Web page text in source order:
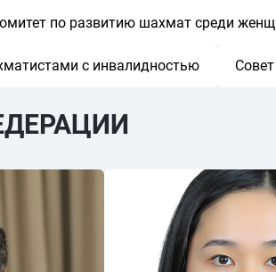
по развитию шахмат среди
с инвалидностью